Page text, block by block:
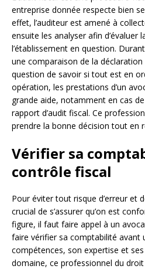
entreprise donnée respecte bien
effet, l’auditeur est amené à
ensuite les analyser afin d’évaluer
l’établissement en question.
une comparaison de la
question de savoir si tout est en
opération, les prestations d’un
grande aide, notamment en cas
rapport d’audit fiscal. Ce
prendre la bonne décision tout en
Vérifier sa
contrôle fiscal
Pour éviter tout risque d’erreur et
crucial de s’assurer qu’on est
figure, il faut faire appel à un
faire vérifier sa comptabilité avant
compétences, son expertise et
domaine, ce professionnel du